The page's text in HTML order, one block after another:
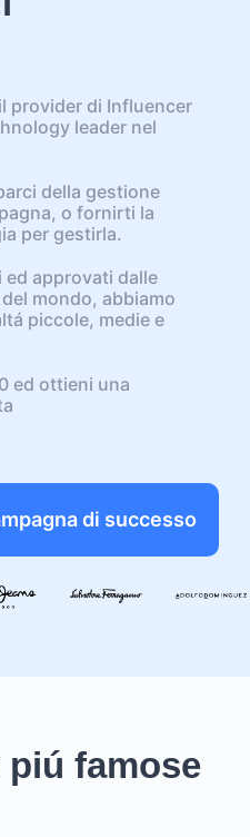
provider di Influencer
leader nel
della gestione
o fornirti la
per gestirla.
approvati dalle
mondo, abbiamo
piccole, medie e
ed ottieni una
di successo
famose